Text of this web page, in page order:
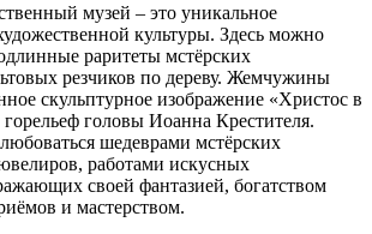
музей – это уникальное
культуры. Здесь можно
раритеты мстёрских
резчиков по дереву. Жемчужины
скульптурное изображение «Христос в
головы Иоанна Крестителя.
шедеврами мстёрских
работами искусных
своей фантазией, богатством
и мастерством.